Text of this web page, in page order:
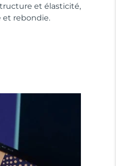
et élasticité,
et rebondie.